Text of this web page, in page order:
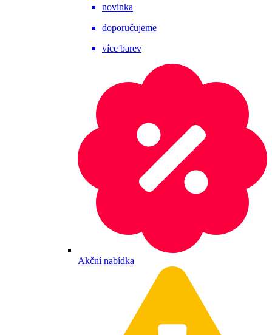
novinka
doporučujeme
více barev
Akční nabídka